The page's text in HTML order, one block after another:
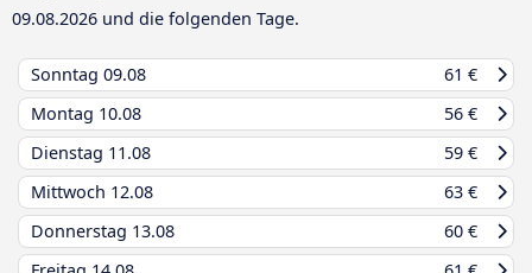
09.08.2026 und die folgenden Tage.
Sonntag 09.08
61 €
Montag 10.08
56 €
Dienstag 11.08
59 €
Mittwoch 12.08
63 €
Donnerstag 13.08
60 €